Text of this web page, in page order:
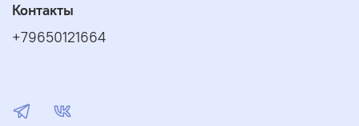
Контакты
+79650121664